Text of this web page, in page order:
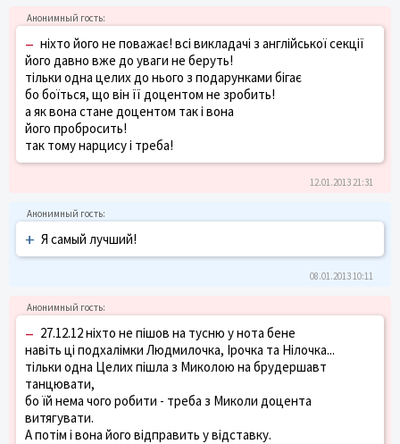
– ніхто його не поважає! всі викладачі з англійської секції
його давно вже до уваги не беруть!
тільки одна целих до нього з подарунками бігає
бо боїться, що він її доцентом не зробить!
а як вона стане доцентом так і вона
його пробросить!
так тому нарцису і треба!
12.01.2013 21:31
+ Я самый лучший!
08.01.2013 10:11
– 27.12.12 ніхто не пішов на тусню у нота бене
навіть ці подхалімки Людмилочка, Ірочка та Нілочка...
тільки одна Целих пішла з Миколою на брудершавт
танцювати,
бо їй нема чого робити - треба з Миколи доцента
витягувати.
А потім і вона його відправить у відставку.